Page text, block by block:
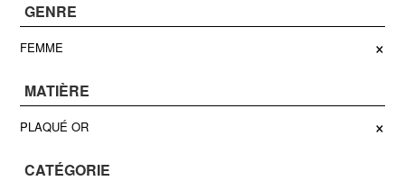
GENRE
FEMME ×
MATIÈRE
PLAQUÉ OR ×
CATÉGORIE